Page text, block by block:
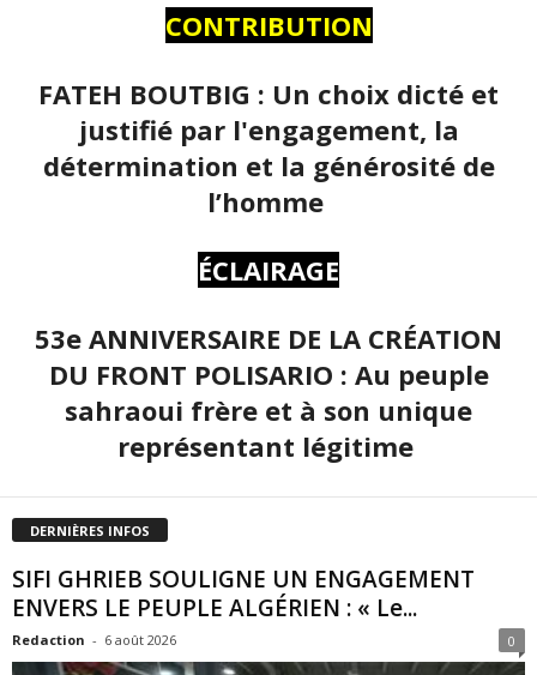
CONTRIBUTION
FATEH BOUTBIG : Un choix dicté et
justifié par l'engagement, la
détermination et la générosité de
l’homme
ÉCLAIRAGE
53e ANNIVERSAIRE DE LA CRÉATION
DU FRONT POLISARIO : Au peuple
sahraoui frère et à son unique
représentant légitime
DERNIÈRES INFOS
SIFI GHRIEB SOULIGNE UN ENGAGEMENT
ENVERS LE PEUPLE ALGÉRIEN : « Le...
Redaction - 6 août 2026 0